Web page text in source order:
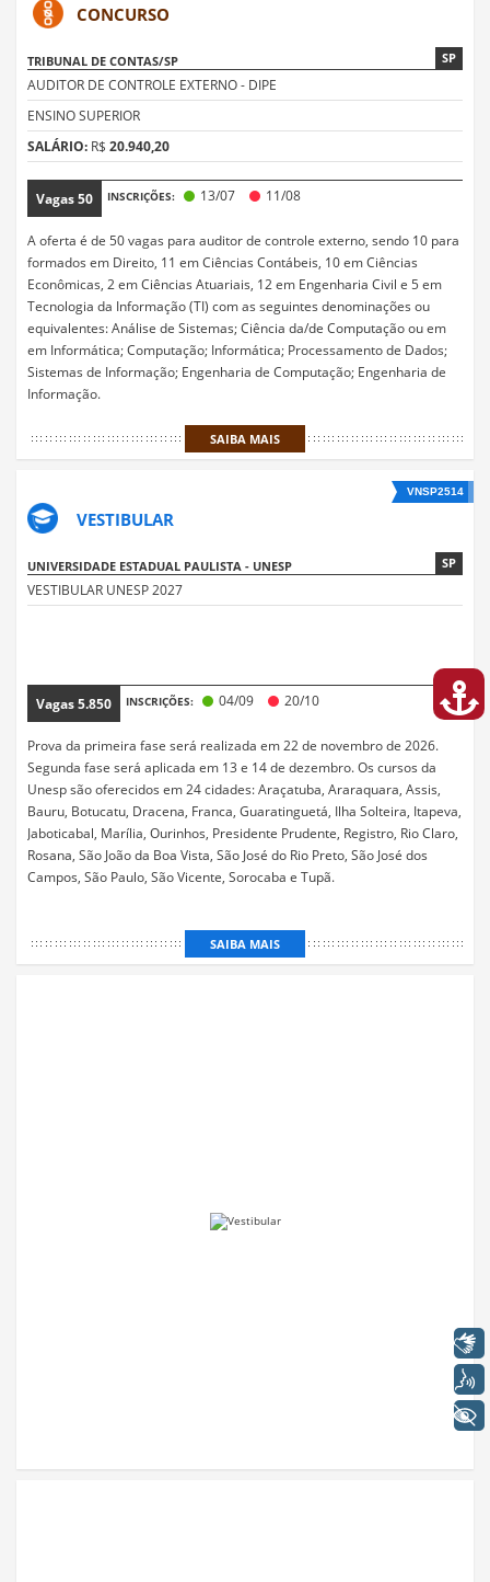
CONCURSO
TRIBUNAL DE CONTAS/SP SP
AUDITOR DE CONTROLE EXTERNO - DIPE
ENSINO SUPERIOR
SALÁRIO: R$ 20.940,20
Vagas50 INSCRIÇÕES: 13/07 11/08
A oferta é de 50 vagas para auditor de controle externo, sendo 10 para
formados em Direito, 11 em Ciências Contábeis, 10 em Ciências
Econômicas, 2 em Ciências Atuariais, 12 em Engenharia Civil e 5 em
Tecnologia da Informação (TI) com as seguintes denominações ou
equivalentes: Análise de Sistemas; Ciência da/de Computação ou em
em Informática; Computação; Informática; Processamento de Dados;
Sistemas de Informação; Engenharia de Computação; Engenharia de
Informação.
SAIBA MAIS
VNSP2514
VESTIBULAR
UNIVERSIDADE ESTADUAL PAULISTA - UNESP SP
VESTIBULAR UNESP 2027
Vagas5.850 INSCRIÇÕES: 04/09 20/10
Prova da primeira fase será realizada em 22 de novembro de 2026.
Segunda fase será aplicada em 13 e 14 de dezembro. Os cursos da
Unesp são oferecidos em 24 cidades: Araçatuba, Araraquara, Assis,
Bauru, Botucatu, Dracena, Franca, Guaratinguetá, Ilha Solteira, Itapeva,
Jaboticabal, Marília, Ourinhos, Presidente Prudente, Registro, Rio Claro,
Rosana, São João da Boa Vista, São José do Rio Preto, São José dos
Campos, São Paulo, São Vicente, Sorocaba e Tupã.
SAIBA MAIS